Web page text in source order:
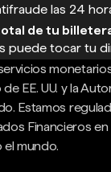
las 24
de tu
puede tocar tu
EE. UU. y la
Estamos
Financieros en
mundo.